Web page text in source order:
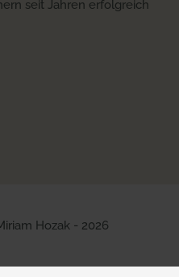
seit Jahren erfolgreich
Hozak - 2026